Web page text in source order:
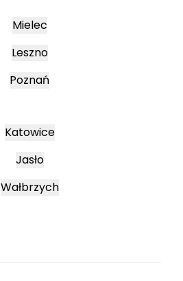
Mielec
Leszno
Poznań
Katowice
Jasło
Wałbrzych